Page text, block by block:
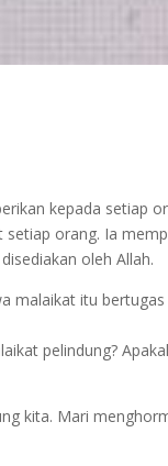
kepada setiap
orang. Ia
oleh Allah.
malaikat itu
pelindung?
kita. Mari